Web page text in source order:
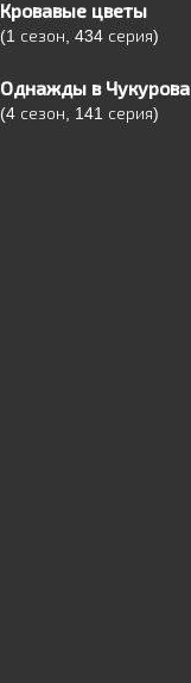
Кровавые цветы
(1 сезон, 434 серия)
Однажды в Чукурова
(4 сезон, 141 серия)